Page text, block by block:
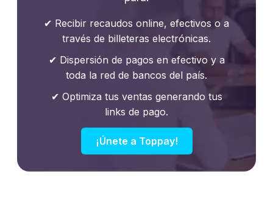
✔ Recibir recaudos online, efectivos o a
través de billeteras electrónicas.
✔ Dispersión de pagos en efectivo y a
toda la red de bancos del país.
✔ Optimiza tus ventas generando tus
links de pago.
¡Únete a Toppay!